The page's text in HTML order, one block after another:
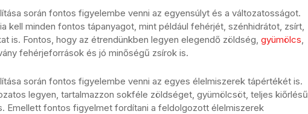
során fontos figyelembe venni az egyensúlyt és a változatosságot.
kell minden fontos tápanyagot, mint például fehérjét, szénhidrátot, zsírt,
is. Fontos, hogy az étrendünkben legyen elegendő zöldség, gyümölcs,
fehérjeforrások és jó minőségű zsírok is.
során fontos figyelembe venni az egyes élelmiszerek tápértékét is.
legyen, tartalmazzon sokféle zöldséget, gyümölcsöt, teljes kiőrlésű
Emellett fontos figyelmet fordítani a feldolgozott élelmiszerek